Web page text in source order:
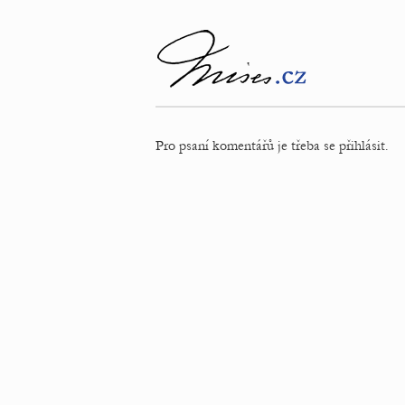
Pro psaní komentářů je třeba se přihlásit.